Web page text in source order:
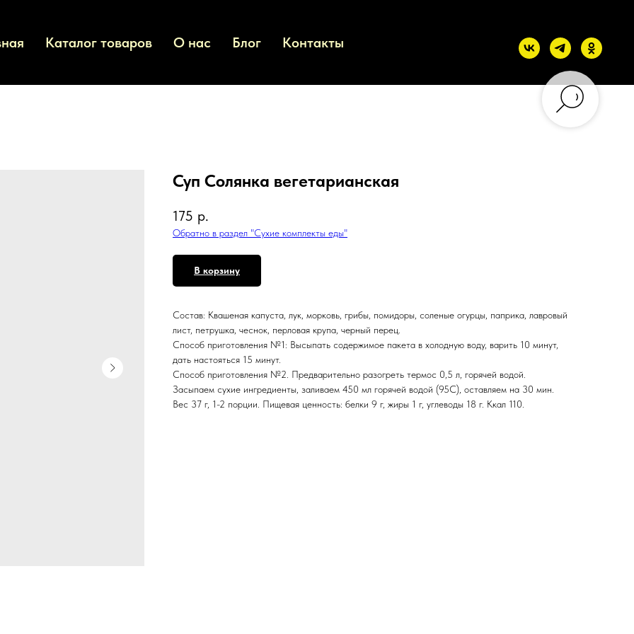
Каталог товаров О нас Блог Контакты
Суп Солянка вегетарианская
175 р.
Обратно в раздел "Сухие комплекты еды"
В корзину
Состав: Квашеная капуста, лук, морковь, грибы, помидоры, соленые огурцы, паприка, лавровый
лист, петрушка, чеснок, перловая крупа, черный перец.
Способ приготовления №1: Высыпать содержимое пакета в холодную воду, варить 10 минут,
дать настояться 15 минут.
Способ приготовления №2. Предварительно разогреть термос 0,5 л, горячей водой.
Засыпаем сухие ингредиенты, заливаем 450 мл горячей водой (95С), оставляем на 30 мин.
Вес 37 г, 1-2 порции. Пищевая ценность: белки 9 г, жиры 1 г, углеводы 18 г. Ккал 110.